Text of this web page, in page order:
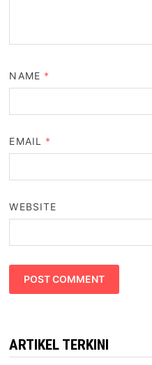
NAME *
EMAIL *
WEBSITE
ARTIKEL TERKINI